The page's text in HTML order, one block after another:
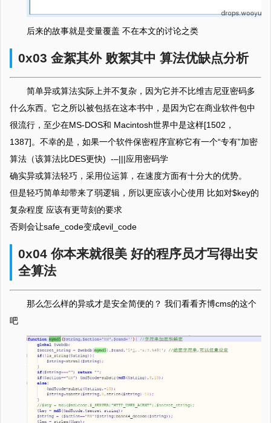
后来的故事就是变量覆盖 不在本文的讨论之类
0x03 金絮其外 败絮其中 算法优缺点分析
简单异或算法实际上并不复杂，因为它并不比维吉尼亚密码多
什么东西。它之所以被包括在这本书中，是因为它在商业软件包中
很流行，至少在MS-DOS和 Macintosh世界中是这样[1502，
1387]。不幸的是，如果一个软件保密程序宣称它有一个“专有”加密
算法（该算法比DES更快) -–|||应用密码学
确实异或算法轻巧，采用位运算，在速度方面有十分大的优势。
但是轻巧简单却带来了弱逻辑，所以更应该小心使用 比如对$key的
复杂程度 应该有更苛刻的要求
否则会让safe_code变成evil_code
0x04 你本来就很美 好的程序员才写得出安
全算法
那么怎么样的异或才是安全简便的？ 我们看看齐博cms的这个
吧